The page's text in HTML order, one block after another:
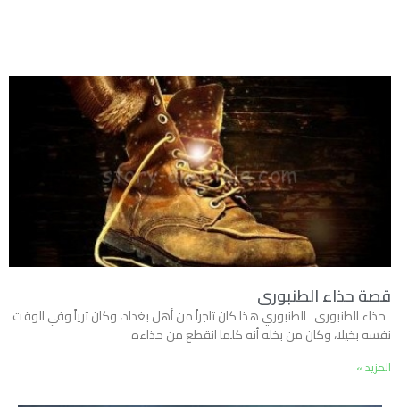
قصة حذاء الطنبورى
حذاء الطنبورى الطنبوري هذا كان تاجراً من أهل بغداد، وكان ثرياً وفي الوقت
نفسه بخيلا، وكان من بخله أنه كلما انقطع من حذاءه
المزيد »